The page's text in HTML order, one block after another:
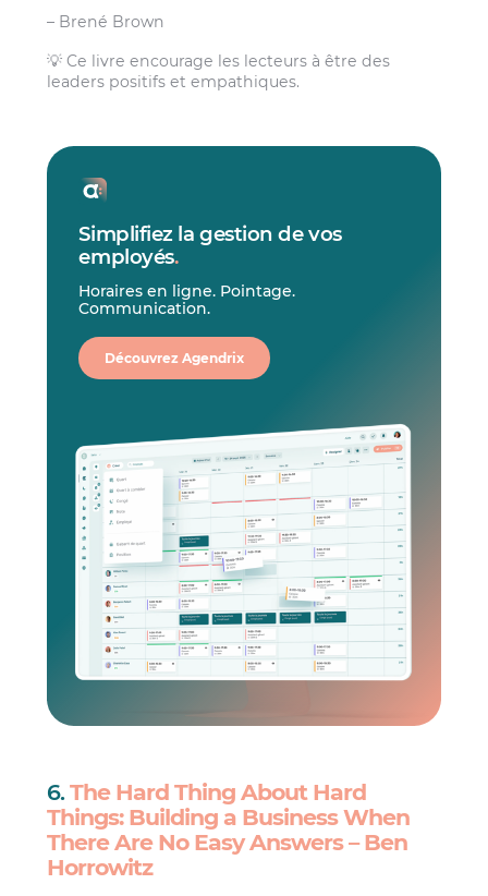
– Brené Brown
💡 Ce livre encourage les lecteurs à être des
leaders positifs et empathiques.
Simplifiez la gestion de vos
employés.
Horaires en ligne. Pointage.
Communication.
Découvrez Agendrix
6.The Hard Thing About Hard
Things: Building a Business When
There Are No Easy Answers – Ben
Horrowitz